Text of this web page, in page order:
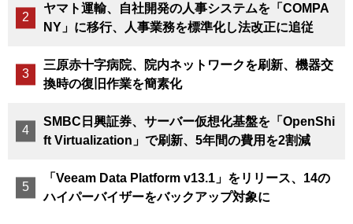
ヤマト運輸、自社開発の人事システムを「COMPA
NY」に移行、人事業務を標準化し法改正に追従
三原赤十字病院、院内ネットワークを刷新、機器交
換時の復旧作業を簡素化
SMBC日興証券、サーバー仮想化基盤を「OpenShi
ft Virtualization」で刷新、5年間の費用を2割減
「Veeam Data Platform v13.1」をリリース、14の
ハイパーバイザーをバックアップ対象に